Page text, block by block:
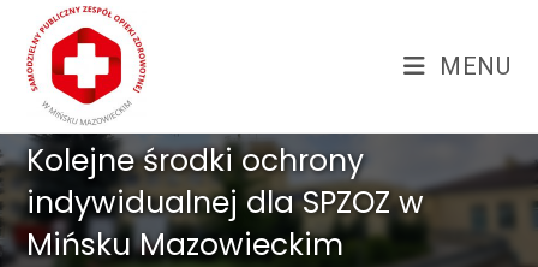
treści
content
MENU
Kolejne środki ochrony
indywidualnej dla SPZOZ w
Mińsku Mazowieckim